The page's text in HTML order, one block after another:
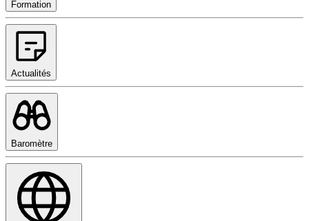
Formation
Actualités
Baromètre